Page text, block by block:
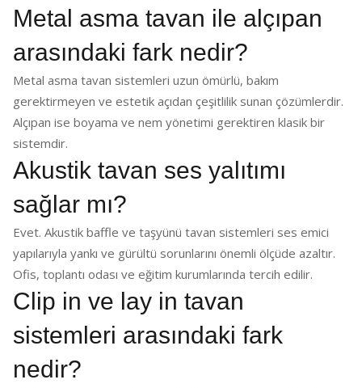
Metal asma tavan ile alçıpan
arasındaki fark nedir?
Metal asma tavan sistemleri uzun ömürlü, bakım
gerektirmeyen ve estetik açıdan çeşitlilik sunan çözümlerdir.
Alçıpan ise boyama ve nem yönetimi gerektiren klasik bir
sistemdir.
Akustik tavan ses yalıtımı
sağlar mı?
Evet. Akustik baffle ve taşyünü tavan sistemleri ses emici
yapılarıyla yankı ve gürültü sorunlarını önemli ölçüde azaltır.
Ofis, toplantı odası ve eğitim kurumlarında tercih edilir.
Clip in ve lay in tavan
sistemleri arasındaki fark
nedir?